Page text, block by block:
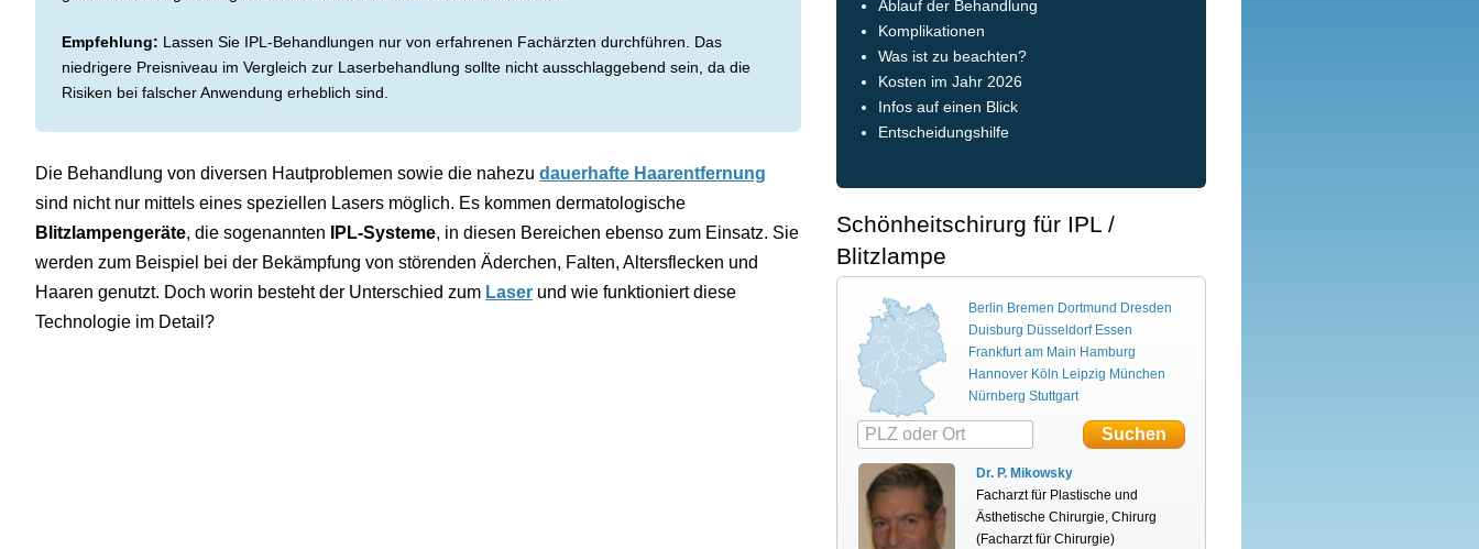
Empfehlung: Lassen Sie IPL-Behandlungen nur von erfahrenen Fachärzten durchführen. Das
niedrigere Preisniveau im Vergleich zur Laserbehandlung sollte nicht ausschlaggebend sein, da die
Risiken bei falscher Anwendung erheblich sind.
Die Behandlung von diversen Hautproblemen sowie die nahezu dauerhafte Haarentfernung
sind nicht nur mittels eines speziellen Lasers möglich. Es kommen dermatologische
Blitzlampengeräte, die sogenannten IPL-Systeme, in diesen Bereichen ebenso zum Einsatz. Sie
werden zum Beispiel bei der Bekämpfung von störenden Äderchen, Falten, Altersflecken und
Haaren genutzt. Doch worin besteht der Unterschied zum Laser und wie funktioniert diese
Technologie im Detail?
Ablauf der Behandlung
Komplikationen
Was ist zu beachten?
Kosten im Jahr 2026
Infos auf einen Blick
Entscheidungshilfe
Schönheitschirurg für IPL /
Blitzlampe
Berlin Bremen Dortmund Dresden
Duisburg Düsseldorf Essen
Frankfurt am Main Hamburg
Hannover Köln Leipzig München
Nürnberg Stuttgart
Dr. P. Mikowsky
Facharzt für Plastische und
Ästhetische Chirurgie, Chirurg
(Facharzt für Chirurgie)